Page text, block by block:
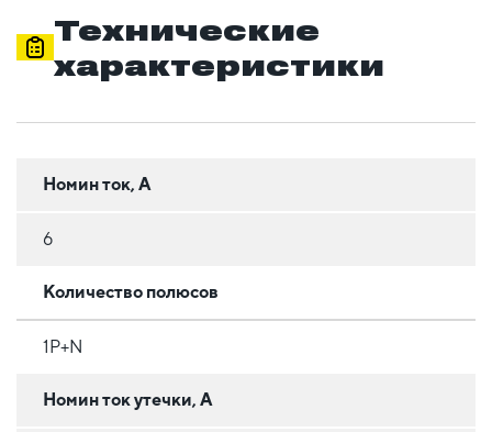
Технические
характеристики
Номин ток, А
6
Количество полюсов
1Р+N
Номин ток утечки, А